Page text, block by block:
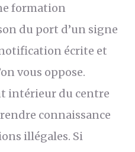
formation
du port d’un signe
écrite et
vous oppose.
intérieur du centre
connaissance
illégales. Si